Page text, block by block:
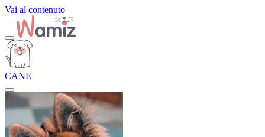
Vai al contenuto
CANE